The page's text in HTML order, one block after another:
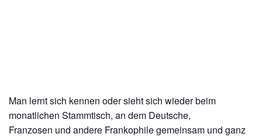
Man lernt sich kennen oder sieht sich wieder beim
monatlichen Stammtisch, an dem Deutsche,
Franzosen und andere Frankophile gemeinsam und ganz